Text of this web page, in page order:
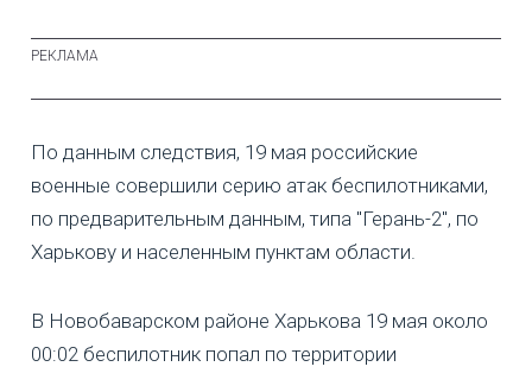
По данным следствия, 19 мая российские
военные совершили серию атак беспилотниками,
по предварительным данным, типа "Герань-2", по
Харькову и населенным пунктам области.
В Новобаварском районе Харькова 19 мая около
00:02 беспилотник попал по территории